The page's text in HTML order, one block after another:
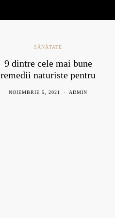
SĂNĂTATE
9 dintre cele mai bune
remedii naturiste pentru
NOIEMBRIE 5, 2021 ADMIN